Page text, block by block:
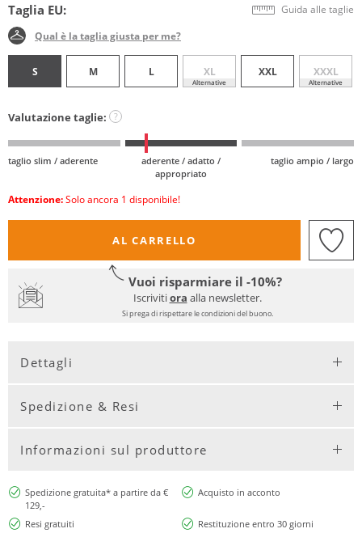
Taglia EU: Guida alle taglie
Qual è la taglia giusta per me?
S M L XL
Alternative
XXL XXXL
Alternative
Valutazione taglie: ?
taglio slim / aderente
aderente / adatto /
appropriato
taglio ampio / largo
Attenzione: Solo ancora 1 disponibile!
AL CARRELLO
Vuoi risparmiare il -10%?
Iscrivitiora alla newsletter.
Si prega di rispettare le condizioni del buono.
Dettagli
Spedizione & Resi
Informazioni sul produttore
Spedizione gratuita* a partire da €
129,-
Acquisto in acconto
Resi gratuiti Restituzione entro 30 giorni